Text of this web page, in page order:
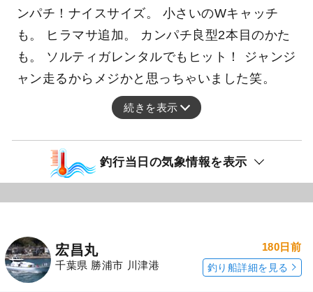
ンパチ！ナイスサイズ。 小さいのWキャッチ
も。 ヒラマサ追加。 カンパチ良型2本目のかた
も。 ソルティガレンタルでもヒット！ ジャンジ
ャン走るからメジかと思っちゃいました笑。
続きを表示
釣行当日の気象情報を表示
宏昌丸
千葉県 勝浦市 川津港
180日前
釣り船詳細を見る